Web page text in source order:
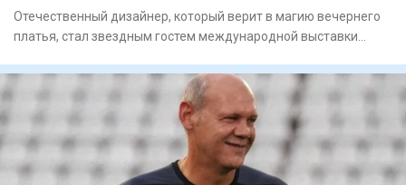
Отечественный дизайнер, который верит в магию вечернего
платья, стал звездным гостем международной выставки